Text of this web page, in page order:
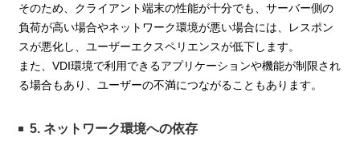
そのため、クライアント端末の性能が十分でも、サーバー側の
負荷が高い場合やネットワーク環境が悪い場合には、レスポン
スが悪化し、ユーザーエクスペリエンスが低下します。
また、VDI環境で利用できるアプリケーションや機能が制限され
る場合もあり、ユーザーの不満につながることもあります。
5. ネットワーク環境への依存